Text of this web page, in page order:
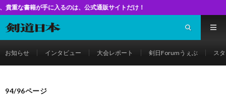
に入るのは、公式通販サイトだけ！
お知らせ インタビュー 大会レポート 剣日Forumうぇぶ ス
94/96ページ